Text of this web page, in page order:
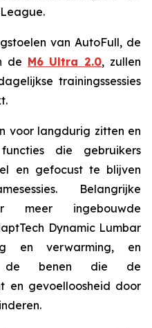
van AutoFull, de
de M6 Ultra 2.0, zullen
trainingssessies
voor langdurig zitten en
die gebruikers
en gefocust te blijven
Belangrijke
meer ingebouwde
Dynamic Lumbar
en verwarming, en
de benen die de
en gevoelloosheid door